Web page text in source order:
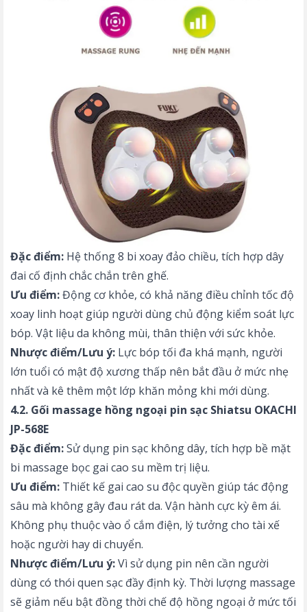
Đặc điểm: Hệ thống 8 bi xoay đảo chiều, tích hợp dây
đai cố định chắc chắn trên ghế.
Ưu điểm:Động cơ khỏe, có khả năng điều chỉnh tốc độ
xoay linh hoạt giúp người dùng chủ động kiểm soát lực
bóp. Vật liệu da không mùi, thân thiện với sức khỏe.
Nhược điểm/Lưu ý: Lực bóp tối đa khá mạnh, người
lớn tuổi có mật độ xương thấp nên bắt đầu ở mức nhẹ
nhất và kê thêm một lớp khăn mỏng khi mới dùng.
4.2. Gối massage hồng ngoại pin sạc Shiatsu OKACHI
JP-568E
Đặc điểm:Sử dụng pin sạc không dây, tích hợp bề mặt
bi massage bọc gai cao su mềm trị liệu.
Ưu điểm: Thiết kế gai cao su độc quyền giúp tác động
sâu mà không gây đau rát da. Vận hành cực kỳ êm ái.
Không phụ thuộc vào ổ cắm điện, lý tưởng cho tài xế
hoặc người hay di chuyển.
Nhược điểm/Lưu ý:Vì sử dụng pin nên cần người
dùng có thói quen sạc đầy định kỳ. Thời lượng massage
sẽ giảm nếu bật đồng thời chế độ hồng ngoại ở mức tối